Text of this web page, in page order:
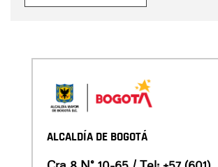
ALCALDÍA DE BOGOTÁ